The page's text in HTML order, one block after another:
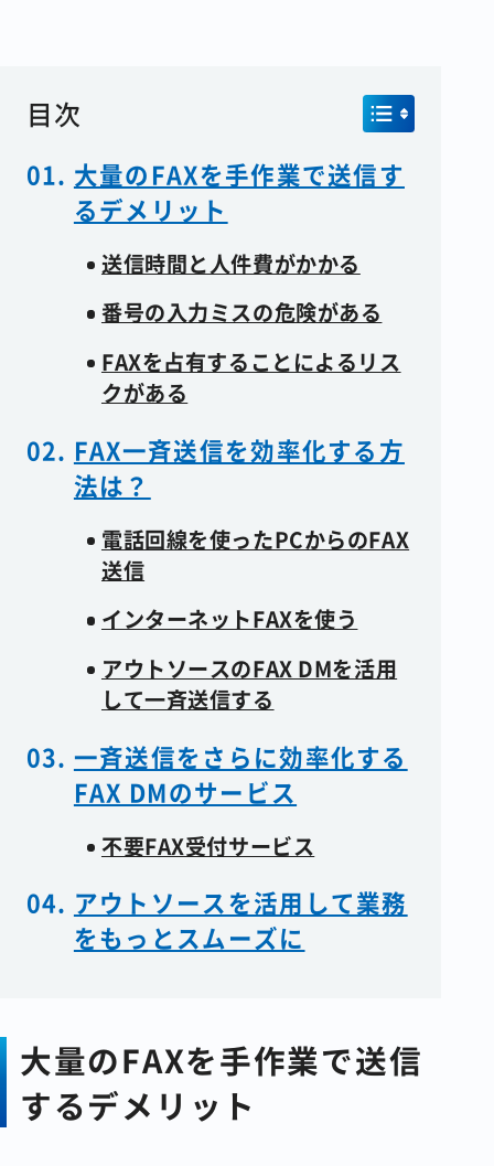
目次
大量のFAXを手作業で送信す
るデメリット
送信時間と人件費がかかる
番号の入力ミスの危険がある
FAXを占有することによるリス
クがある
FAX一斉送信を効率化する方
法は？
電話回線を使ったPCからのFAX
送信
インターネットFAXを使う
アウトソースのFAX DMを活用
して一斉送信する
一斉送信をさらに効率化する
FAX DMのサービス
不要FAX受付サービス
アウトソースを活用して業務
をもっとスムーズに
大量のFAXを手作業で送信
するデメリット